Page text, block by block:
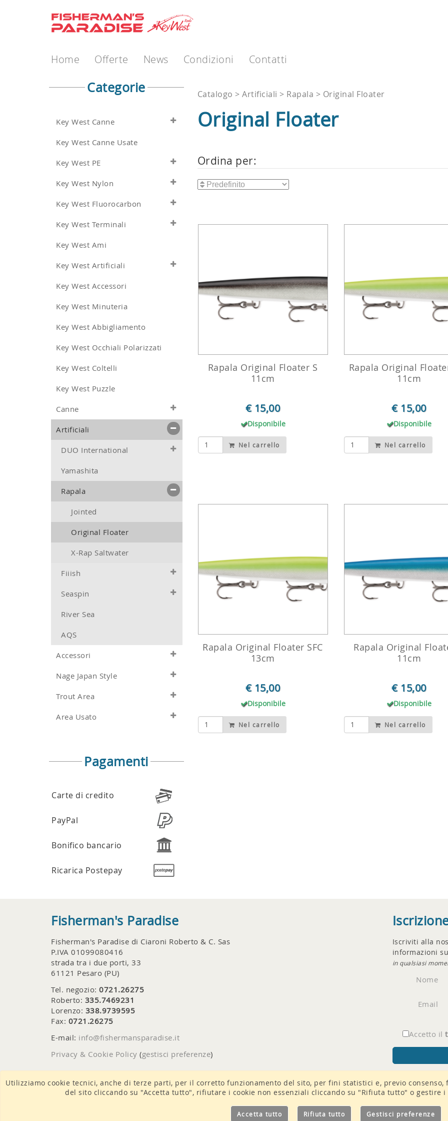
Home Offerte News Condizioni Contatti
Categorie
Key West Canne
Key West Canne Usate
Key West PE
Key West Nylon
Key West Fluorocarbon
Key West Terminali
Key West Ami
Key West Artificiali
Key West Accessori
Key West Minuteria
Key West Abbigliamento
Key West Occhiali Polarizzati
Key West Coltelli
Key West Puzzle
Canne
Artificiali
DUO International
Yamashita
Rapala
Jointed
Original Floater
X-Rap Saltwater
Fiiish
Seaspin
River Sea
AQS
Accessori
Nage Japan Style
Trout Area
Area Usato
Pagamenti
Carte di credito
PayPal
Bonifico bancario
Ricarica Postepay
Catalogo Artificiali Rapala Original Floater
Original Floater
Ordina per:
Rapala Original Floater S
11cm
€ 15,00
Disponibile
Nel carrello
Rapala Original
11cm
€ 15,00
Disponibile
Nel carrello
Rapala Original Floater SFC
13cm
€ 15,00
Disponibile
Nel carrello
Rapala Original
11cm
€ 15,00
Disponibile
Nel carrello
Fisherman's Paradise
Fisherman's Paradise di Ciaroni Roberto & C. Sas
P.IVA 01099080416
strada tra i due porti, 33
61121 Pesaro (PU)
Tel. negozio: 0721.26275
Roberto: 335.7469231
Lorenzo: 338.9739595
Fax: 0721.26275
E-mail: info@fishermansparadise.it
Privacy & Cookie Policy (gestisci preferenze)
Iscriviti alla
informazioni
in qualsiasi
Nome
Email
Accetto il
Utilizziamo cookie tecnici, anche di terze parti, per il corretto funzionamento del sito, per fini statistici e, previo
del sito cliccando su "Accetta tutto", rifiutare i cookie non essenziali cliccando su "Rifiuta tutto" o gestire
Accetta tutto Rifiuta tutto Gestisci preferenze